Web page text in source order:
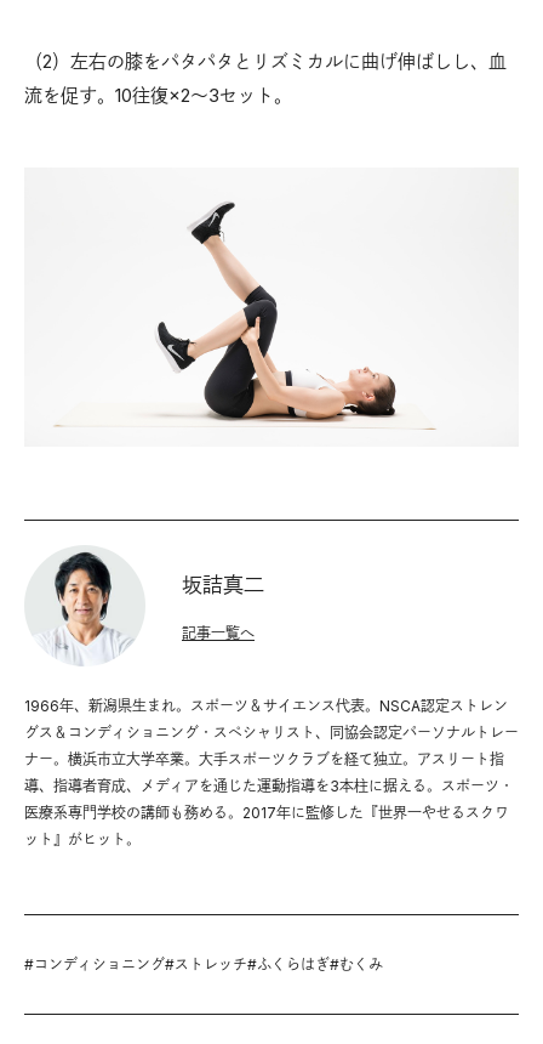
（2）左右の膝をパタパタとリズミカルに曲げ伸ばしし、血
流を促す。10往復×2〜3セット。
坂詰真二
1966年、新潟県生まれ。スポーツ＆サイエンス代表。NSCA認定ストレン
グス＆コンディショニング・スペシャリスト、同協会認定パーソナルトレー
ナー。横浜市立大学卒業。大手スポーツクラブを経て独立。アスリート指
導、指導者育成、メディアを通じた運動指導を3本柱に据える。スポーツ・
医療系専門学校の講師も務める。2017年に監修した『世界一やせるスクワ
ット』がヒット。
記事一覧へ
#コンディショニング#ストレッチ#ふくらはぎ#むくみ